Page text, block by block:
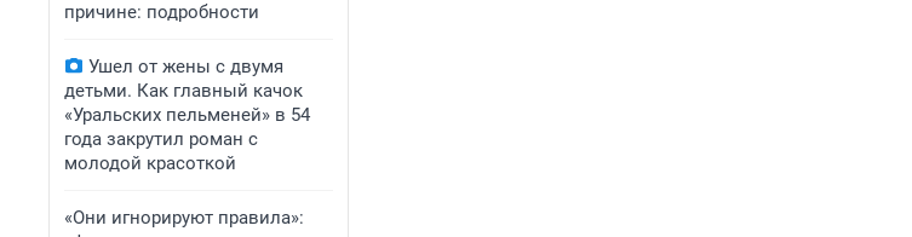
причине: подробности
Ушел от жены с двумя
детьми. Как главный качок
«Уральских пельменей» в 54
года закрутил роман с
молодой красоткой
«Они игнорируют правила»: